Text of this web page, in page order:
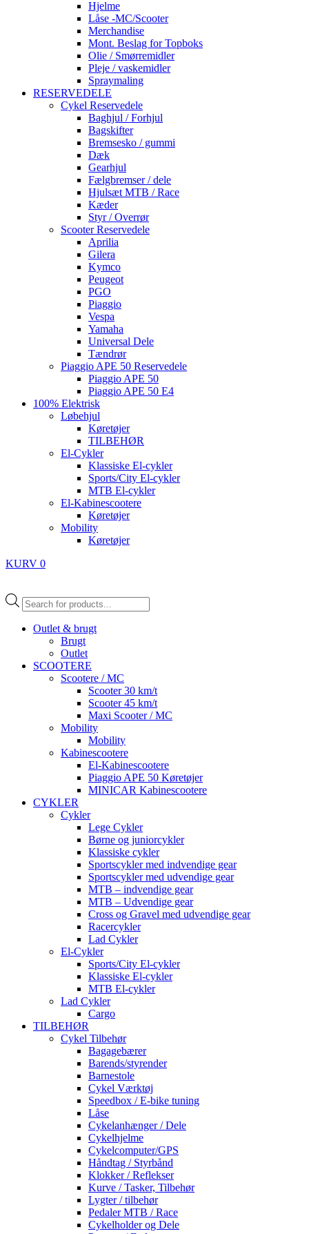
Hjelme
Låse -MC/Scooter
Merchandise
Mont. Beslag for Topboks
Olie / Smørremidler
Pleje / vaskemidler
Spraymaling
RESERVEDELE
Cykel Reservedele
Baghjul / Forhjul
Bagskifter
Bremsesko / gummi
Dæk
Gearhjul
Fælgbremser / dele
Hjulsæt MTB / Race
Kæder
Styr / Overrør
Scooter Reservedele
Aprilia
Gilera
Kymco
Peugeot
PGO
Piaggio
Vespa
Yamaha
Universal Dele
Tændrør
Piaggio APE 50 Reservedele
Piaggio APE 50
Piaggio APE 50 E4
100% Elektrisk
Løbehjul
Køretøjer
TILBEHØR
El-Cykler
Klassiske El-cykler
Sports/City El-cykler
MTB El-cykler
El-Kabinescootere
Køretøjer
Mobility
Køretøjer
KURV 0
Products
search
Outlet & brugt
Brugt
Outlet
SCOOTERE
Scootere / MC
Scooter 30 km/t
Scooter 45 km/t
Maxi Scooter / MC
Mobility
Mobility
Kabinescootere
El-Kabinescootere
Piaggio APE 50 Køretøjer
MINICAR Kabinescootere
CYKLER
Cykler
Lege Cykler
Børne og juniorcykler
Klassiske cykler
Sportscykler med indvendige gear
Sportscykler med udvendige gear
MTB – indvendige gear
MTB – Udvendige gear
Cross og Gravel med udvendige gear
Racercykler
Lad Cykler
El-Cykler
Sports/City El-cykler
Klassiske El-cykler
MTB El-cykler
Lad Cykler
Cargo
TILBEHØR
Cykel Tilbehør
Bagagebærer
Barends/styrender
Barnestole
Cykel Værktøj
Speedbox / E-bike tuning
Låse
Cykelanhænger / Dele
Cykelhjelme
Cykelcomputer/GPS
Håndtag / Styrbånd
Klokker / Reflekser
Kurve / Tasker, Tilbehør
Lygter / tilbehør
Pedaler MTB / Race
Cykelholder og Dele